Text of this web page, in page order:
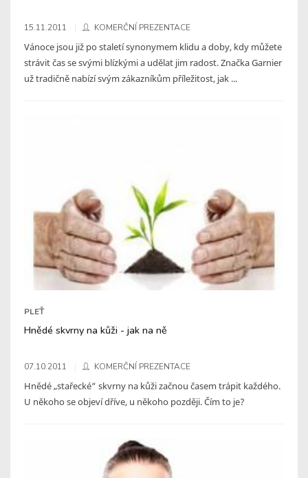
15.11.2011 KOMERČNÍ PREZENTACE
Vánoce jsou již po staletí synonymem klidu a doby, kdy můžete
strávit čas se svými blízkými a udělat jim radost. Značka Garnier
už tradičně nabízí svým zákazníkům příležitost, jak ...
PLEŤ
Hnědé skvrny na kůži - jak na ně
07.10.2011 KOMERČNÍ PREZENTACE
Hnědé „stařecké“ skvrny na kůži začnou časem trápit každého.
U někoho se objeví dříve, u někoho později. Čím to je?